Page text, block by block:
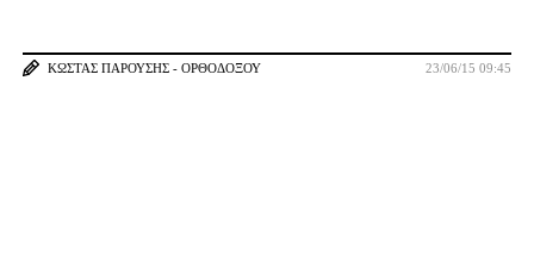
ΚΏΣΤΑΣ ΠΑΡΟΎΣΗΣ - ΟΡΘΟΔΌΞΟΥ 23/06/15 09:45